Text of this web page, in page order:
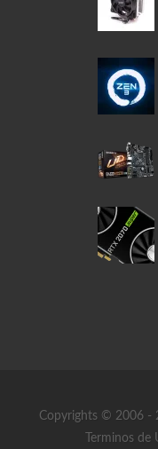
Copyrights © 2006 -
Terminos de